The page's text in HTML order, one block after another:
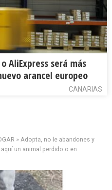
AliExpress será más
arancel europeo
CANARIAS
» Adopta, no le abandones y
un animal perdido o en